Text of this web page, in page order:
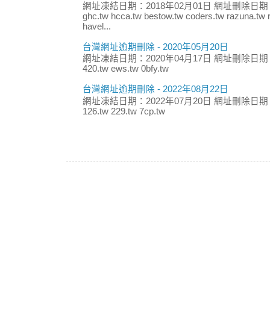
網址凍結日期：2018年02月01日 網址刪除日
ghc.tw hcca.tw bestow.tw coders.tw razuna.tw
havel...
台灣網址逾期刪除 - 2020年05月20日
網址凍結日期：2020年04月17日 網址刪除日
420.tw ews.tw 0bfy.tw
台灣網址逾期刪除 - 2022年08月22日
網址凍結日期：2022年07月20日 網址刪除日
126.tw 229.tw 7cp.tw